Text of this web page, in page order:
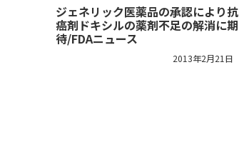
ジェネリック医薬品の承認により抗
癌剤ドキシルの薬剤不足の解消に期
待/FDAニュース
2013年2月21日